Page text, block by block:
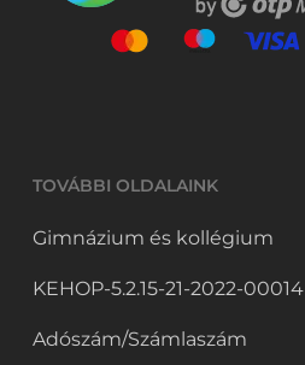
TOVÁBBI OLDALAINK
Gimnázium és kollégium
KEHOP-5.2.15-21-2022-00014
Adószám/Számlaszám